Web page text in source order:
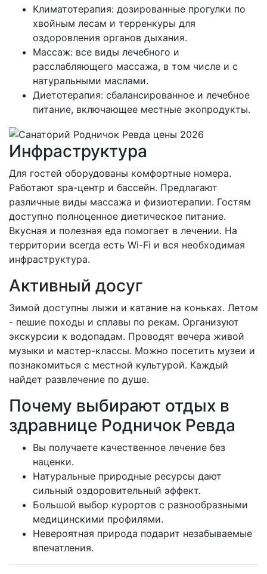
Климатотерапия: дозированные прогулки по
хвойным лесам и терренкуры для
оздоровления органов дыхания.
Массаж: все виды лечебного и
расслабляющего массажа, в том числе и с
натуральными маслами.
Диетотерапия: сбалансированное и лечебное
питание, включающее местные экопродукты.
Инфраструктура
Для гостей оборудованы комфортные номера.
Работают spa-центр и бассейн. Предлагают
различные виды массажа и физиотерапии. Гостям
доступно полноценное диетическое питание.
Вкусная и полезная еда помогает в лечении. На
территории всегда есть Wi-Fi и вся необходимая
инфраструктура.
Активный досуг
Зимой доступны лыжи и катание на коньках. Летом
- пешие походы и сплавы по рекам. Организуют
экскурсии к водопадам. Проводят вечера живой
музыки и мастер-классы. Можно посетить музеи и
познакомиться с местной культурой. Каждый
найдет развлечение по душе.
Почему выбирают отдых в
здравнице Родничок Ревда
Вы получаете качественное лечение без
наценки.
Натуральные природные ресурсы дают
сильный оздоровительный эффект.
Большой выбор курортов с разнообразными
медицинскими профилями.
Невероятная природа подарит незабываемые
впечатления.